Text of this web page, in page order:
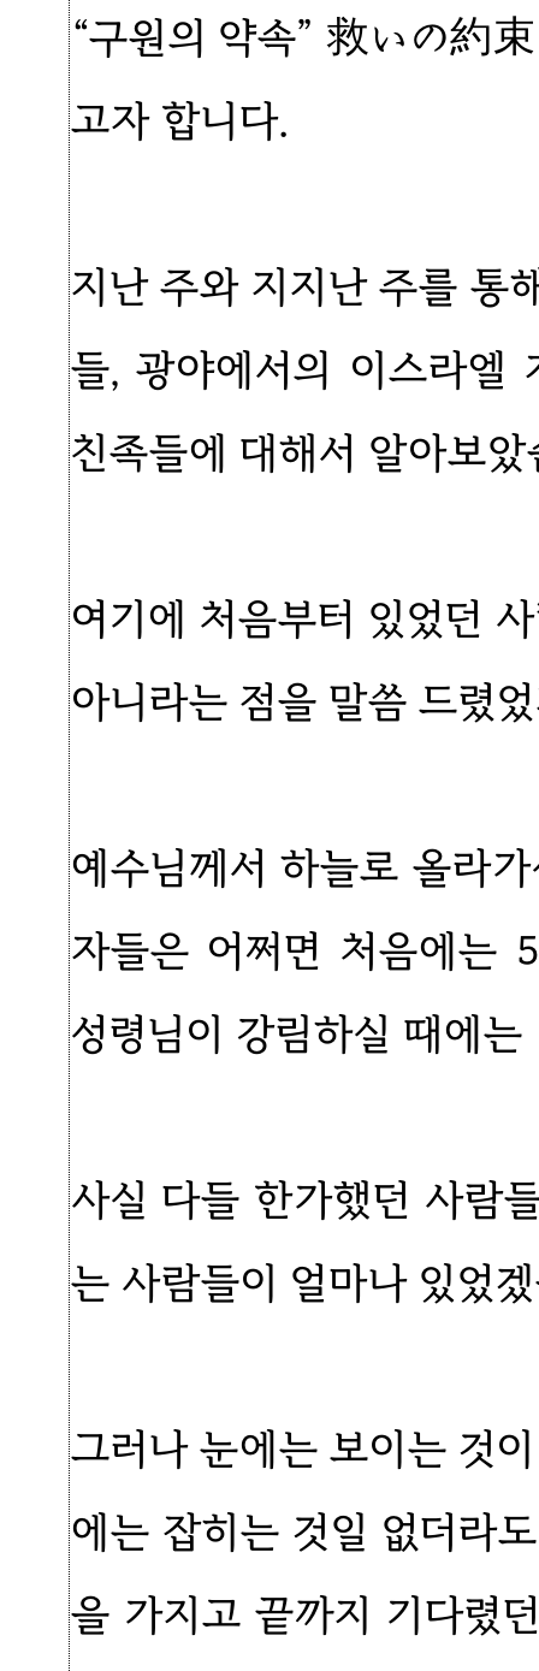
“구원의 약속” 救いの約
고자 합니다.
지난 주와 지지난 주를 통
들, 광야에서의 이스라엘
친족들에 대해서 알아보았
여기에 처음부터 있었던
아니라는 점을 말씀 드렸
예수님께서 하늘로 올라
자들은 어쩌면 처음에는
성령님이 강림하실 때에
사실 다들 한가했던 사람
는 사람들이 얼마나 있었
그러나 눈에는 보이는 것
에는 잡히는 것일 없더라
을 가지고 끝까지 기다렸